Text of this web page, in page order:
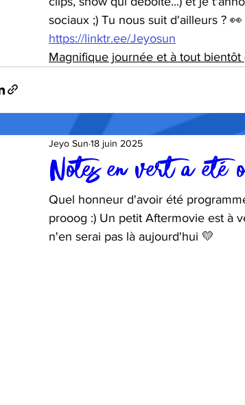
sociaux ;) Tu nous suit d'ailleurs ? 👀
https://linktr.ee/Jeyosun
Magnifique journée et à tout bientôt
Notes en vert a été
Jeyo Sun 18 juin 2025
Quel honneur d'avoir été
prooog :) Un petit Aftermovie est à
n'en serai pas là aujourd'hui 💛